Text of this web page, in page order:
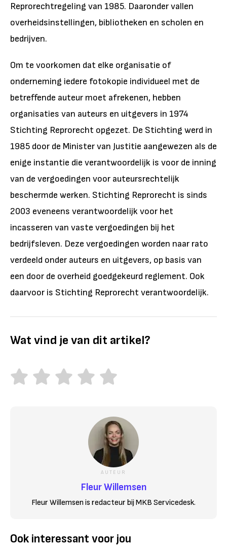
Reprorechtregeling van 1985. Daaronder vallen
overheidsinstellingen, bibliotheken en scholen en
bedrijven.
Om te voorkomen dat elke organisatie of
onderneming iedere fotokopie individueel met de
betreffende auteur moet afrekenen, hebben
organisaties van auteurs en uitgevers in 1974
Stichting Reprorecht opgezet. De Stichting werd in
1985 door de Minister van Justitie aangewezen als de
enige instantie die verantwoordelijk is voor de inning
van de vergoedingen voor auteursrechtelijk
beschermde werken. Stichting Reprorecht is sinds
2003 eveneens verantwoordelijk voor het
incasseren van vaste vergoedingen bij het
bedrijfsleven. Deze vergoedingen worden naar rato
verdeeld onder auteurs en uitgevers, op basis van
een door de overheid goedgekeurd reglement. Ook
daarvoor is Stichting Reprorecht verantwoordelijk.
Wat vind je van dit artikel?
AUTEUR
Fleur Willemsen
Fleur Willemsen is redacteur bij MKB Servicedesk.
Ook interessant voor jou